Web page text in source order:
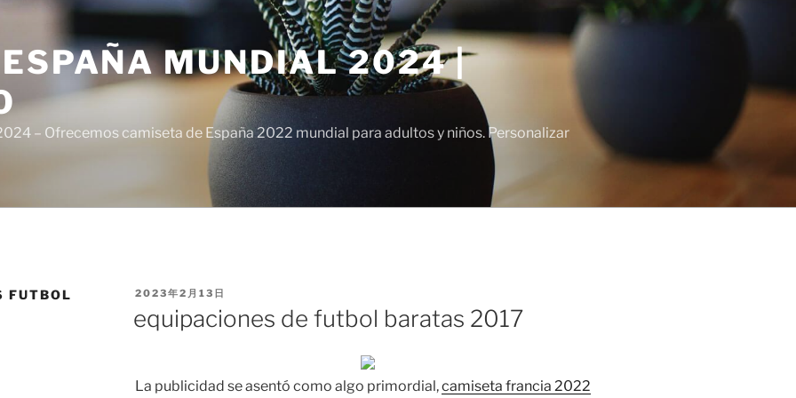
MUNDIAL 2024 |
– Ofrecemos camiseta de España 2022 mundial para adultos y niños. Personalizar
FUTBOL
PUBLICADO
2023年2月13日
equipaciones de futbol baratas 2017
La publicidad se asentó como algo primordial,camiseta francia 2022